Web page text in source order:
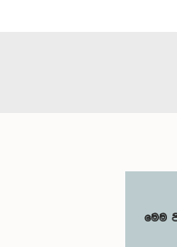
මෙම